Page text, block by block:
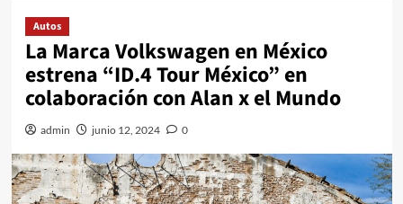
Autos
La Marca Volkswagen en México
estrena “ID.4 Tour México” en
colaboración con Alan x el Mundo
admin junio 12, 2024 0